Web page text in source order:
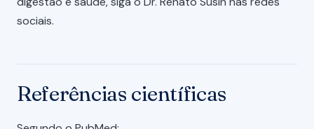
sociais.
Referências científicas